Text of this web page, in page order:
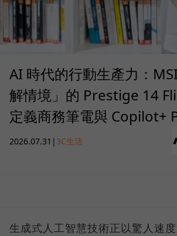
AI 時代的行動生產力：
解情境」的 Prestige 14
定義商務筆電與 Copilot+
2026.07.31 | 3C生活
生成式人工智慧技術正以驚人速